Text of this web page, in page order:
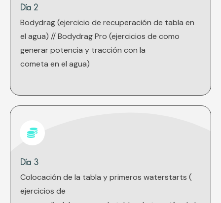
Día 2
Bodydrag (ejercicio de recuperación de tabla en
el agua) // Bodydrag Pro (ejercicios de como
generar potencia y tracción con la
cometa en el agua)
Día 3
Colocación de la tabla y primeros waterstarts (
ejercicios de